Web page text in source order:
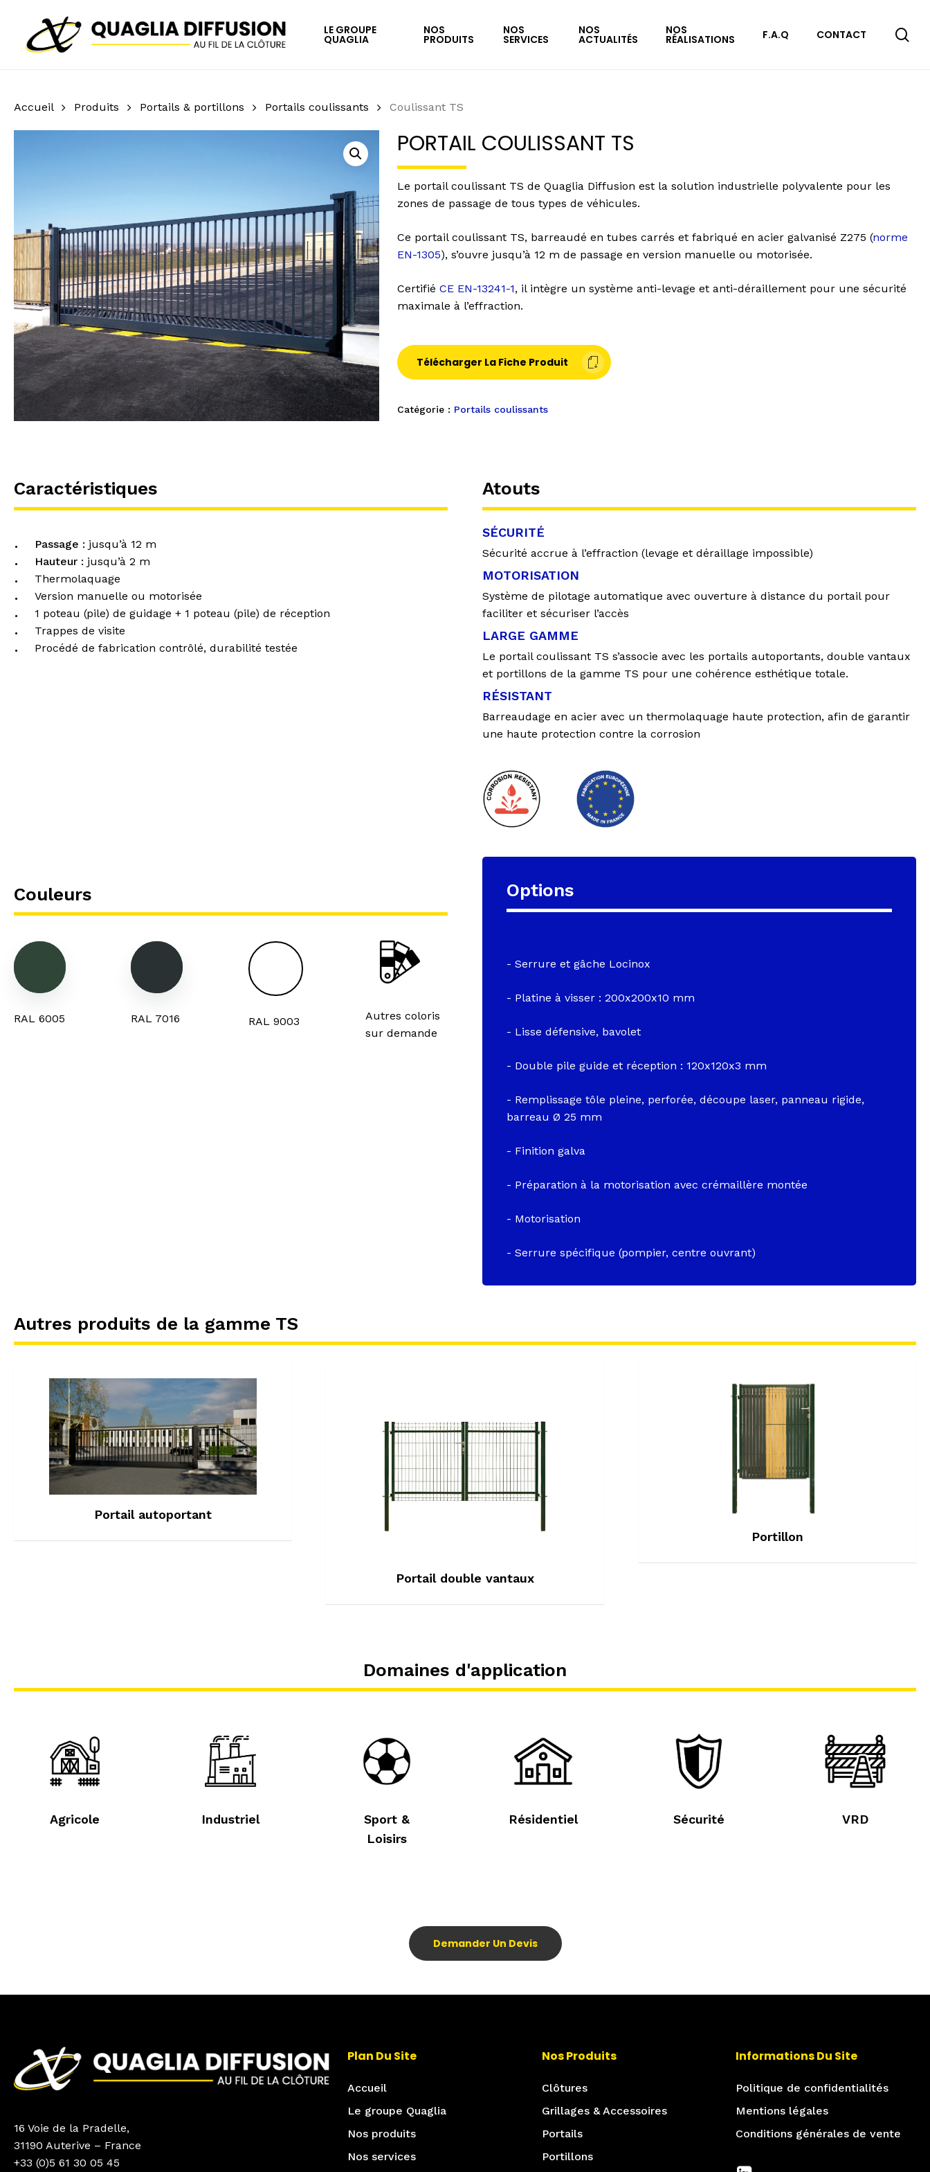
main
LE GROUPE
QUAGLIA
NOS
PRODUITS
NOS
SERVICES
NOS
ACTUALITÉS
NOS
RÉALISATIONS F.A.Q CONTACT
Accueil Produits Portails & portillons Portails coulissants Coulissant TS
PORTAIL COULISSANT TS
Le portail coulissant TS de Quaglia Diffusion est la solution industrielle polyvalente pour les
zones de passage de tous types de véhicules.
Ce portail coulissant TS, barreaudé en tubes carrés et fabriqué en acier galvanisé Z275 (norme
EN-1305), s’ouvre jusqu’à 12 m de passage en version manuelle ou motorisée.
CertifiéCE EN-13241-1, il intègre un système anti-levage et anti-déraillement pour une sécurité
maximale à l’effraction.
Télécharger La Fiche Produit
Catégorie : Portails coulissants
Caractéristiques
Passage : jusqu’à 12 m
Hauteur : jusqu’à 2 m
Thermolaquage
Version manuelle ou motorisée
1 poteau (pile) de guidage + 1 poteau (pile) de réception
Trappes de visite
Procédé de fabrication contrôlé, durabilité testée
Atouts
SÉCURITÉ
Sécurité accrue à l’effraction (levage et déraillage impossible)
MOTORISATION
Système de pilotage automatique avec ouverture à distance du portail pour
faciliter et sécuriser l’accès
LARGE GAMME
Le portail coulissant TS s’associe avec les portails autoportants, double vantaux
et portillons de la gamme TS pour une cohérence esthétique totale.
RÉSISTANT
Barreaudage en acier avec un thermolaquage haute protection, afin de garantir
une haute protection contre la corrosion
Couleurs
RAL 6005 RAL 7016 RAL 9003
Autres coloris
sur demande
Options
- Serrure et gâche Locinox
- Platine à visser : 200x200x10 mm
- Lisse défensive, bavolet
- Double pile guide et réception : 120x120x3 mm
- Remplissage tôle pleine, perforée, découpe laser, panneau rigide,
barreau Ø 25 mm
- Finition galva
- Préparation à la motorisation avec crémaillère montée
- Motorisation
- Serrure spécifique (pompier, centre ouvrant)
Autres produits de la gamme TS
Portail autoportant
Portail double vantaux
Portillon
Domaines d'application
Agricole Industriel
Sport &
Loisirs
Résidentiel Sécurité VRD
Demander Un Devis
16 Voie de la Pradelle,
31190 Auterive – France
+33 (0)5 61 30 05 45
Plan Du Site
Accueil
Le groupe Quaglia
Nos produits
Nos services
Nos Produits
Clôtures
Grillages & Accessoires
Portails
Portillons
Informations Du Site
Politique de confidentialités
Mentions légales
Conditions générales de vente